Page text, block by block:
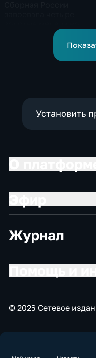
второй день КМ по
зимнему плаванию
Установить
Журнал
© 2026 Сетевое